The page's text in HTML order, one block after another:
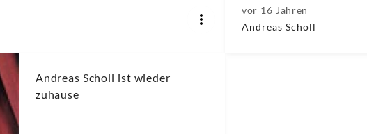
vor 16 Jahren
Andreas Scholl
Andreas Scholl ist wieder
zuhause